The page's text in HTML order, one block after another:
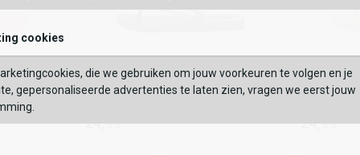
Ipanema
24,99
Ipanema
Anatomic Lolita Kids
24,99
Ipanema
Anatomic
24,99
Ipanema
24,99
cookies
die we gebruiken om jouw voorkeuren te volgen en je
gepersonaliseerde advertenties te laten zien, vragen we eerst jouw